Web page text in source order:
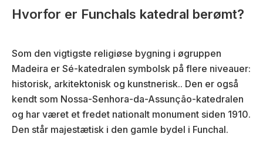
Hvorfor er Funchals katedral berømt?
Som den vigtigste religiøse bygning i øgruppen
Madeira er Sé-katedralen symbolsk på flere niveauer:
historisk, arkitektonisk og kunstnerisk.. Den er også
kendt som Nossa-Senhora-da-Assunção-katedralen
og har været et fredet nationalt monument siden 1910.
Den står majestætisk i den gamle bydel i Funchal.